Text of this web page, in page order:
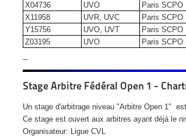
X04736
UVO Paris SCPO
X11958
UVR, UVC Paris SCPO
Y15756
UVO, UVT Paris SCPO
Z03195
UVO Paris SCPO
--
Stage Arbitre Fédéral Open 1 -
Un stage d'arbitrage niveau "Arbitre Open 1"
Ce stage est ouvert aux arbitres ayant déjà le
Organisateur: Ligue CVL